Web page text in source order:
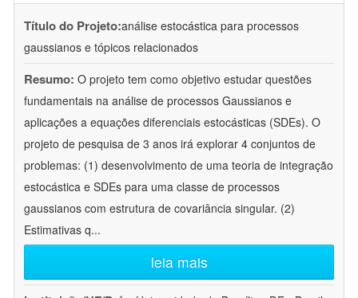
Título do Projeto:análise estocástica para processos
gaussianos e tópicos relacionados
Resumo: O projeto tem como objetivo estudar questões
fundamentais na análise de processos Gaussianos e
aplicações a equações diferenciais estocásticas (SDEs). O
projeto de pesquisa de 3 anos irá explorar 4 conjuntos de
problemas: (1) desenvolvimento de uma teoria de integração
estocástica e SDEs para uma classe de processos
gaussianos com estrutura de covariância singular. (2)
Estimativas q...
leia mais